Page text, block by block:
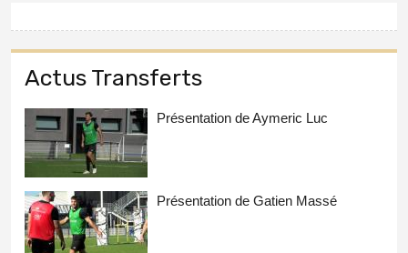
Actus Transferts
Présentation de Aymeric Luc
Présentation de Gatien Massé